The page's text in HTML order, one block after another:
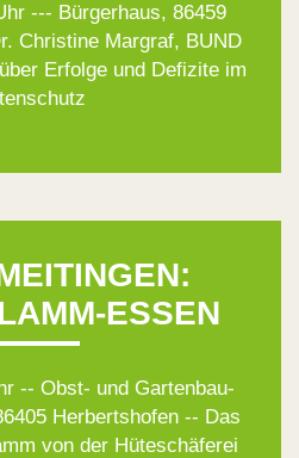
--- Bürgerhaus, 86459
Christine Margraf, BUND
Erfolge und Defizite im
ESSEN
-- Obst- und Gartenbau-
Herbertshofen -- Das
von der Hüteschäferei